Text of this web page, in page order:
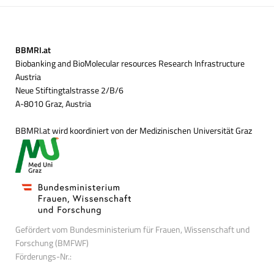
BBMRI.at
Biobanking and BioMolecular resources Research Infrastructure
Austria
Neue Stiftingtalstrasse 2/B/6
A-8010 Graz, Austria
BBMRI.at wird koordiniert von der Medizinischen Universität Graz
Gefördert vom Bundesministerium für Frauen, Wissenschaft und
Forschung (BMFWF)
Förderungs-Nr.: